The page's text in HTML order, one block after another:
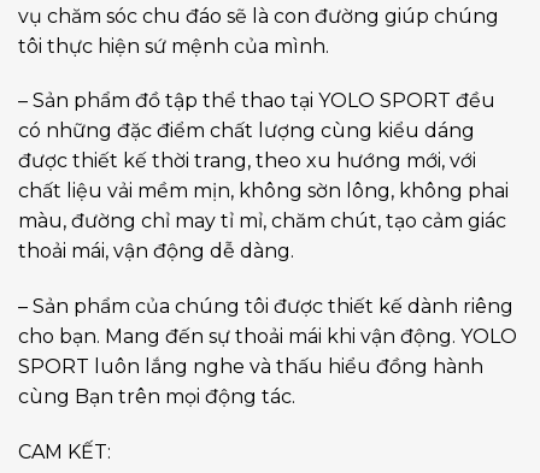
vụ chăm sóc chu đáo sẽ là con đường giúp chúng
tôi thực hiện sứ mệnh của mình.
– Sản phẩm đồ tập thể thao tại YOLO SPORT đều
có những đặc điểm chất lượng cùng kiểu dáng
được thiết kế thời trang, theo xu hướng mới, với
chất liệu vải mềm mịn, không sờn lông, không phai
màu, đường chỉ may tỉ mỉ, chăm chút, tạo cảm giác
thoải mái, vận động dễ dàng.
– Sản phẩm của chúng tôi được thiết kế dành riêng
cho bạn. Mang đến sự thoải mái khi vận động. YOLO
SPORT luôn lắng nghe và thấu hiểu đồng hành
cùng Bạn trên mọi động tác.
CAM KẾT: